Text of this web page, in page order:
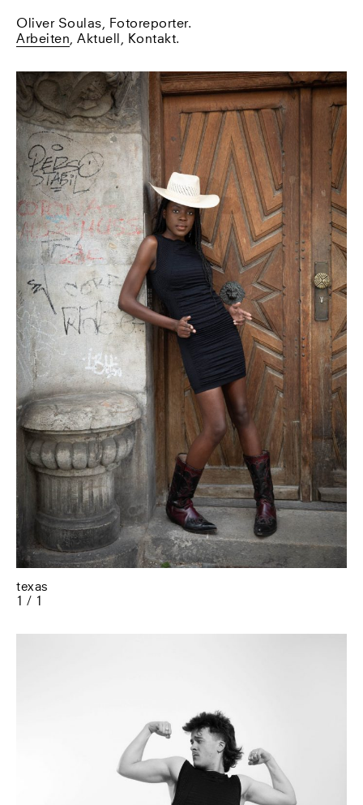
Oliver Soulas, Fotoreporter.
Arbeiten
Aktuell Kontakt.
texas
1 / 1